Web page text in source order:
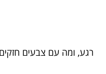
רגע, ומה עם צבעים